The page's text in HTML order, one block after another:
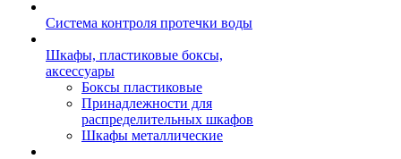
Система контроля протечки воды
Шкафы, пластиковые боксы,
аксессуары
Боксы пластиковые
Принадлежности для
распределительных шкафов
Шкафы металлические